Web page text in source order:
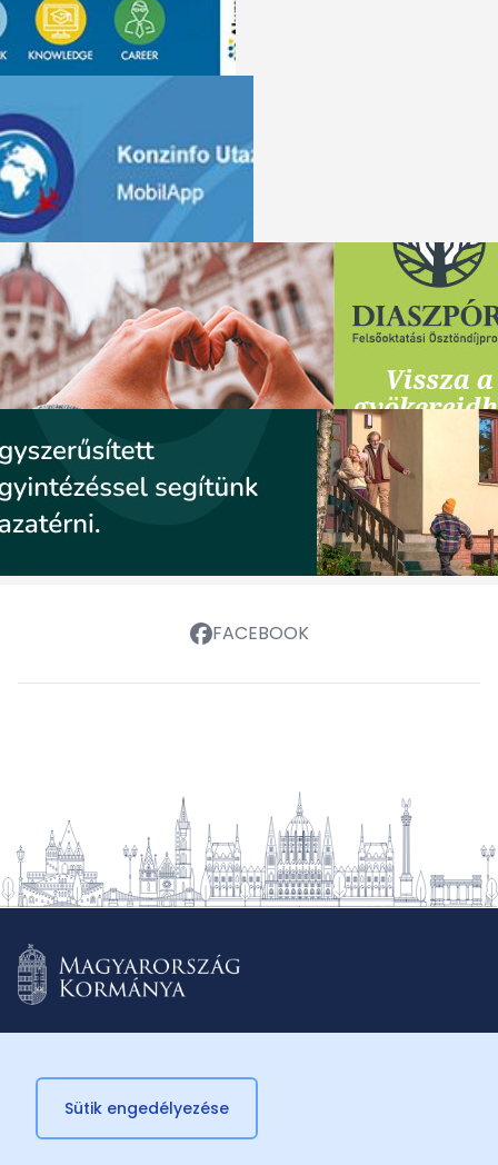
FACEBOOK
© 2026 Külügyminisztérium
Sütik engedélyezése